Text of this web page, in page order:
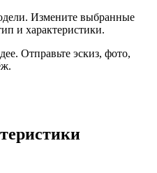
Измените выбранные
и характеристики.
Отправьте эскиз, фото,